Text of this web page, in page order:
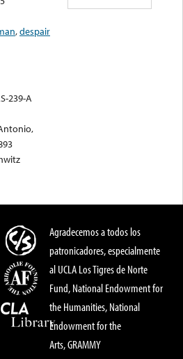
,despair
239-A
Agradecemos a todos los
patronicadores, especialmente
al UCLA Los Tigres de Norte
Fund, National Endowment for
the Humanities, National
Endowment for the
Arts, GRAMMY